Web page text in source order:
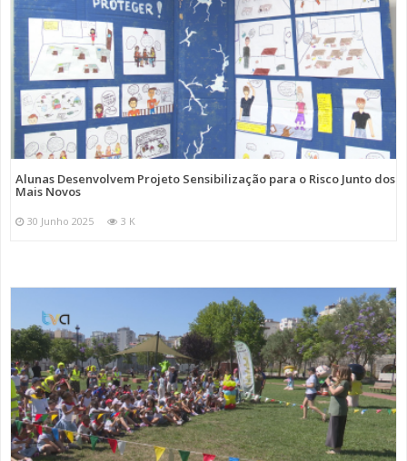
Alunas Desenvolvem Projeto Sensibilização para o Risco Junto dos
Mais Novos
30 Junho 2025 3 K